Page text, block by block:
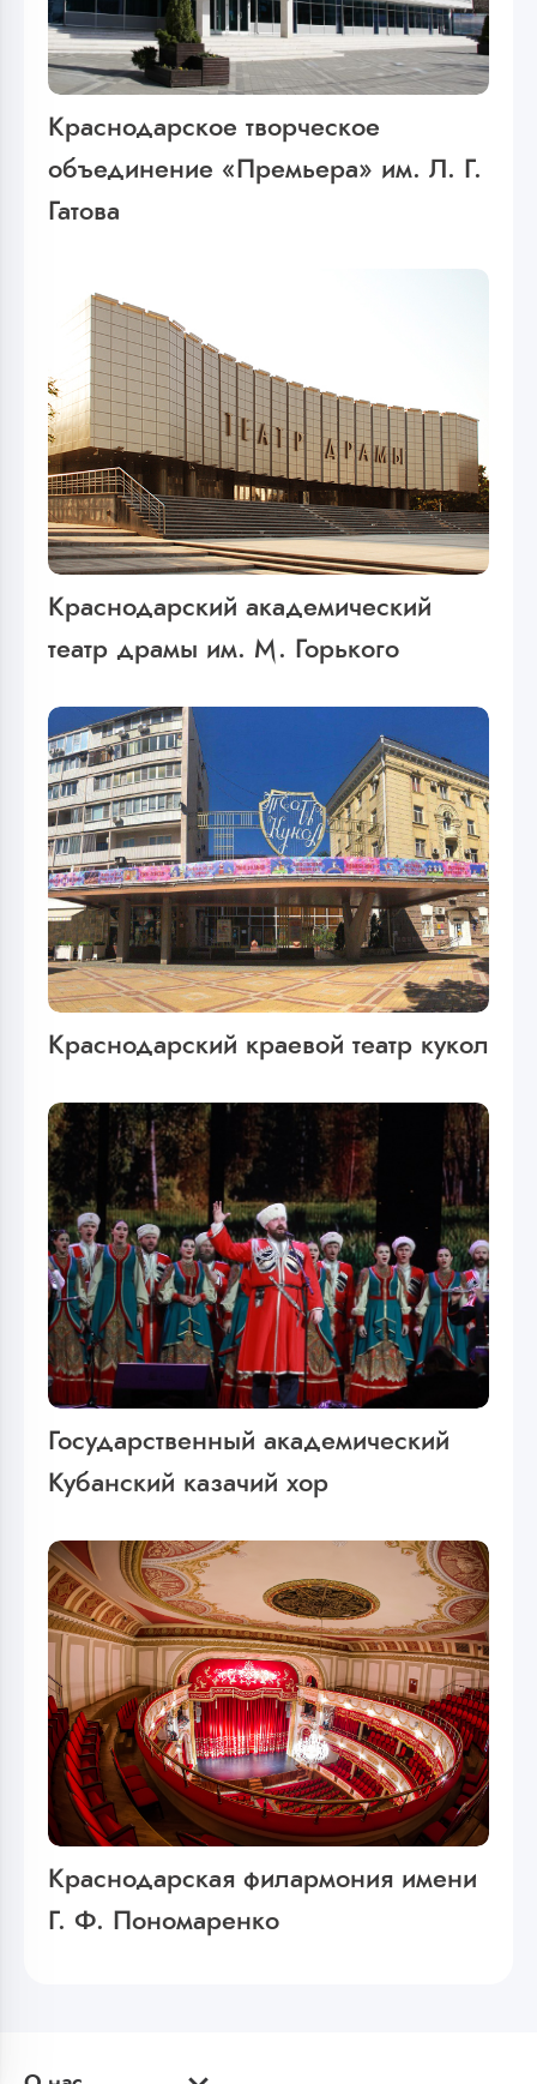
Краснодарское творческое
объединение «Премьера» им. Л. Г.
Гатова
Краснодарский академический
театр драмы им. М. Горького
Краснодарский краевой театр кукол
Государственный академический
Кубанский казачий хор
Краснодарская филармония имени
Г. Ф. Пономаренко